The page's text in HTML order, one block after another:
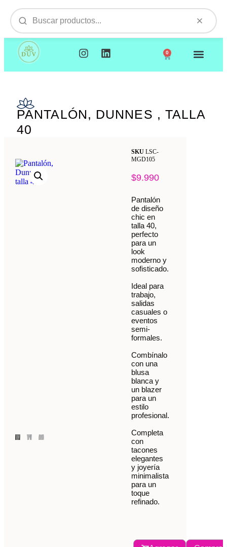
0
PANTALÓN, DUNNES , TALLA
40
SKULSC-
MGD105
$9.990
Pantalón
de diseño
chic en
talla 40,
perfecto
para un
look
moderno y
sofisticado.
Ideal para
trabajo,
salidas
casuales o
eventos
semi-
formales.
Combínalo
con una
blusa
blanca y
un blazer
para un
estilo
profesional.
Completa
con
tacones
elegantes
y joyería
minimalista
para un
toque
refinado.